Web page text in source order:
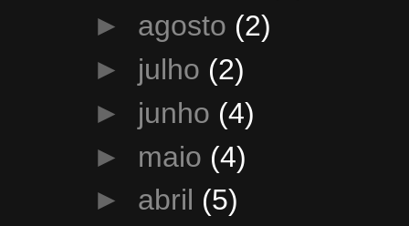
► agosto (2)
► julho (2)
► junho (4)
► maio (4)
► abril (5)